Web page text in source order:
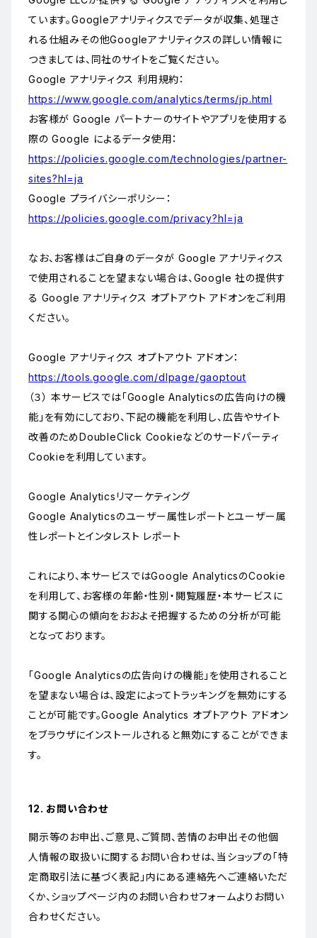
ています。Googleアナリティクスでデータが収集、処理さ
れる仕組みその他Googleアナリティクスの詳しい情報に
つきましては、同社のサイトをご覧ください。
Google アナリティクス 利用規約：
https://www.google.com/analytics/terms/jp.html
お客様が Google パートナーのサイトやアプリを使用する
際の Google によるデータ使用：
https://policies.google.com/technologies/partner-
sites?hl=ja
Google プライバシーポリシー：
https://policies.google.com/privacy?hl=ja
なお、お客様はご自身のデータが Google アナリティクス
で使用されることを望まない場合は、Google 社の提供す
る Google アナリティクス オプトアウト アドオンをご利用
ください。
Google アナリティクス オプトアウト アドオン：
https://tools.google.com/dlpage/gaoptout
（３） 本サービスでは「Google Analyticsの広告向けの機
能」を有効にしており、下記の機能を利用し、広告やサイト
改善のためDoubleClick Cookieなどのサードパーティ
Cookieを利用しています。
Google Analyticsリマーケティング
Google Analyticsのユーザー属性レポートとユーザー属
性レポートとインタレスト レポート
これにより、本サービスではGoogle AnalyticsのCookie
を利用して、お客様の年齢・性別・閲覧履歴・本サービスに
関する関心の傾向をおおよそ把握するための分析が可能
となっております。
「Google Analyticsの広告向けの機能」を使用されること
を望まない場合は、設定によってトラッキングを無効にする
ことが可能です。Google Analytics オプトアウト アドオン
をブラウザにインストールされると無効にすることができま
す。
12. お問い合わせ
開示等のお申出、ご意見、ご質問、苦情のお申出その他個
人情報の取扱いに関するお問い合わせは、当ショップの「特
定商取引法に基づく表記」内にある連絡先へご連絡いただ
くか、ショップページ内のお問い合わせフォームよりお問い
合わせください。